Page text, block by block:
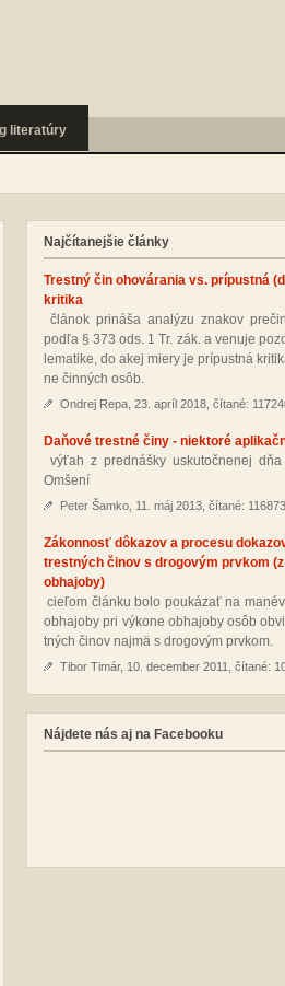
literatúry
Najčítanejšie články
Trestný čin ohovárania vs. prípustná
kritika
člá­nok pri­ná­ša ana­lý­zu zna­kov
pod­ľa § 373 ods. 1 Tr. zák. a ve­nu­je
le­ma­ti­ke, do akej mie­ry je prí­pus­tná
ne čin­ných osôb.
Ondrej Repa, 23. apríl 2018, čítané:
Daňové trestné činy - niektoré
vý­ťah z pred­náš­ky us­ku­toč­ne­nej
Om­še­ní
Peter Šamko, 11. máj 2013, čítané:
Zákonnosť dôkazov a procesu
trestných činov s drogovým prvkom
obhajoby)
cie­ľom člán­ku bo­lo pou­ká­zať na
ob­ha­jo­by pri vý­ko­ne ob­ha­jo­by osôb
tných či­nov naj­mä s dro­go­vým pr­vkom.
Tibor Timár, 10. december 2011, čítané:
Nájdete nás aj na Facebooku